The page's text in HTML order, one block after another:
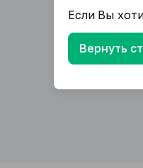
Если Вы
Вернуть